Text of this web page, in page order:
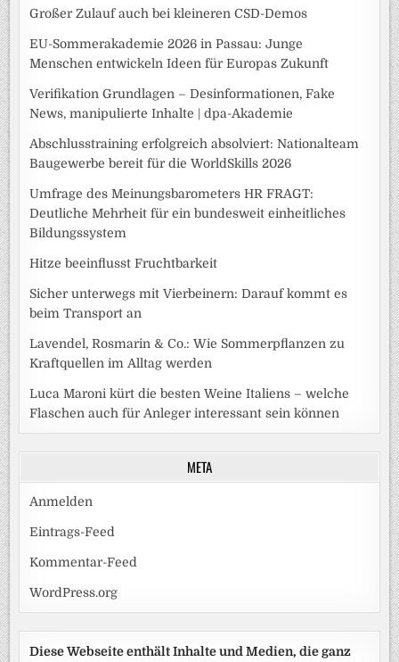
Großer Zulauf auch bei kleineren CSD-Demos
EU-Sommerakademie 2026 in Passau: Junge
Menschen entwickeln Ideen für Europas Zukunft
Verifikation Grundlagen – Desinformationen, Fake
News, manipulierte Inhalte | dpa-Akademie
Abschlusstraining erfolgreich absolviert: Nationalteam
Baugewerbe bereit für die WorldSkills 2026
Umfrage des Meinungsbarometers HR FRAGT:
Deutliche Mehrheit für ein bundesweit einheitliches
Bildungssystem
Hitze beeinflusst Fruchtbarkeit
Sicher unterwegs mit Vierbeinern: Darauf kommt es
beim Transport an
Lavendel, Rosmarin & Co.: Wie Sommerpflanzen zu
Kraftquellen im Alltag werden
Luca Maroni kürt die besten Weine Italiens – welche
Flaschen auch für Anleger interessant sein können
META
Anmelden
Eintrags-Feed
Kommentar-Feed
WordPress.org
Diese Webseite enthält Inhalte und Medien, die ganz